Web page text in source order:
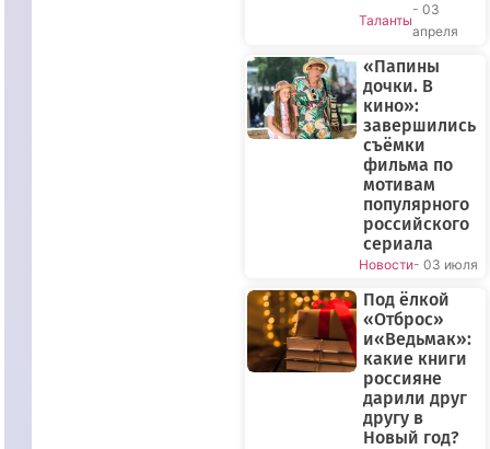
Таланты
- 03
апреля
«Папины
дочки. В
кино»:
завершились
съёмки
фильма по
мотивам
популярного
российского
сериала
Новости- 03 июля
Под ёлкой
«Отброс»
и«Ведьмак»:
какие книги
россияне
дарили друг
другу в
Новый год?